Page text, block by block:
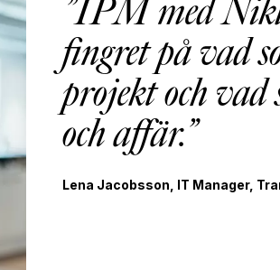
IPM med
fingret på vad
projekt och vad
och affär.
Lena Jacobsson, IT Manager,